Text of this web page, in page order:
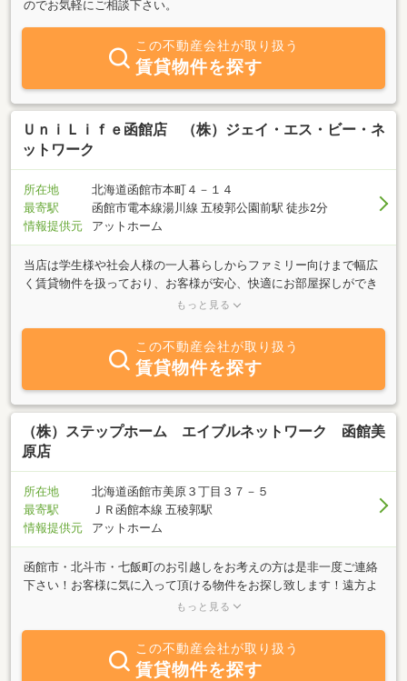
のでお気軽にご相談下さい。
この不動産会社が取り扱う
賃貸物件を探す
ＵｎｉＬｉｆｅ函館店 （株）ジェイ・エス・ビー・ネ
ットワーク
所在地
北海道函館市本町４－１４
最寄駅
函館市電本線湯川線 五稜郭公園前駅 徒歩2分
情報提供元
アットホーム
当店は学生様や社会人様の一人暮らしからファミリー向けまで幅広
く賃貸物件を扱っており、お客様が安心、快適にお部屋探しができ
る様に、豊富な情報力で誠意ある対応を心がけております。Eメー
お気軽にお問い合せ下さい。また、函館市営電車五稜郭公園前駅よ
り徒歩2分の場所にありますので、ぜひお立ち寄り下さい。スタッ
フ一同、笑顔でお待ちしています。
もっと見る
この不動産会社が取り扱う
賃貸物件を探す
（株）ステップホーム エイブルネットワーク 函館美
原店
所在地
北海道函館市美原３丁目３７－５
最寄駅
ＪＲ函館本線 五稜郭駅
情報提供元
アットホーム
函館市・北斗市・七飯町のお引越しをお考えの方は是非一度ご連絡
下さい！お客様に気に入って頂ける物件をお探し致します！遠方よ
り交通機関をご利用頂きご来函の際は駅・空港までお迎えにあがり
オンラインにて対応可能ですのでお気軽にお申し付けください！お
部屋探しはエイブル函館美原店まで！ご連絡お待ちしております！
もっと見る
この不動産会社が取り扱う
賃貸物件を探す